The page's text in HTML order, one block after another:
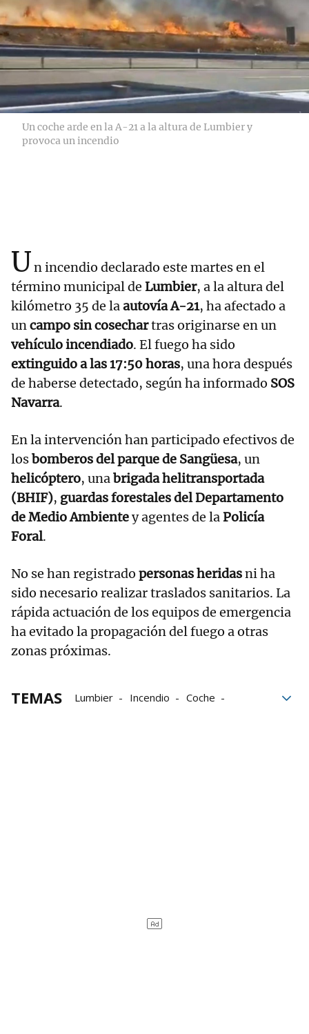
Un coche arde en la A-21 a la altura de Lumbier y
provoca un incendio
Un incendio declarado este martes en el
término municipal de Lumbier, a la altura del
kilómetro 35 de laautovía A-21, ha afectado a
uncampo sin cosechartras originarse en un
vehículo incendiado. El fuego ha sido
extinguido a las 17:50 horas, una hora después
de haberse detectado, según ha informado SOS
Navarra.
En la intervención han participado efectivos de
losbomberos del parque de Sangüesa, un
helicóptero, unabrigada helitransportada
(BHIF), guardas forestales del Departamento
de Medio Ambientey agentes de laPolicía
Foral.
No se han registrado personas heridasni ha
sido necesario realizar traslados sanitarios. La
rápida actuación de los equipos de emergencia
ha evitado la propagación del fuego a otras
zonas próximas.
TEMAS Lumbier Incendio
Coche